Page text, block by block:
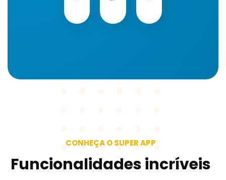
CONHEÇA O SUPER APP
Funcionalidades incríveis